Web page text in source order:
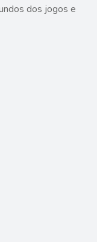
dos jogos e